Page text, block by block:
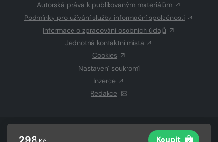
298 Koupit
Autorská práva k publikovaným materiálům
Podmínky pro užívání služby informační společnosti
Informace o zpracování osobních údajů
Jednotná kontaktní místa
Cookies
Nastavení soukromí
Inzerce
Redakce
CZECH NEWS CENTER a.s.a dodavatelé